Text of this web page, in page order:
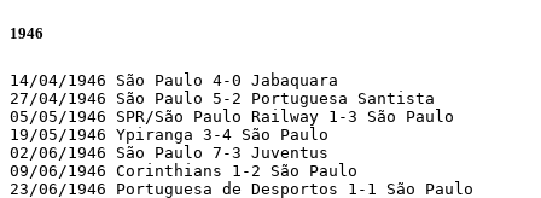
1946
14/04/1946 São Paulo 4-0 Jabaquara
27/04/1946 São Paulo 5-2 Portuguesa Santista
05/05/1946 SPR/São Paulo Railway 1-3 São Paulo
19/05/1946 Ypiranga 3-4 São Paulo
02/06/1946 São Paulo 7-3 Juventus
09/06/1946 Corinthians 1-2 São Paulo
23/06/1946 Portuguesa de Desportos 1-1 São Paulo